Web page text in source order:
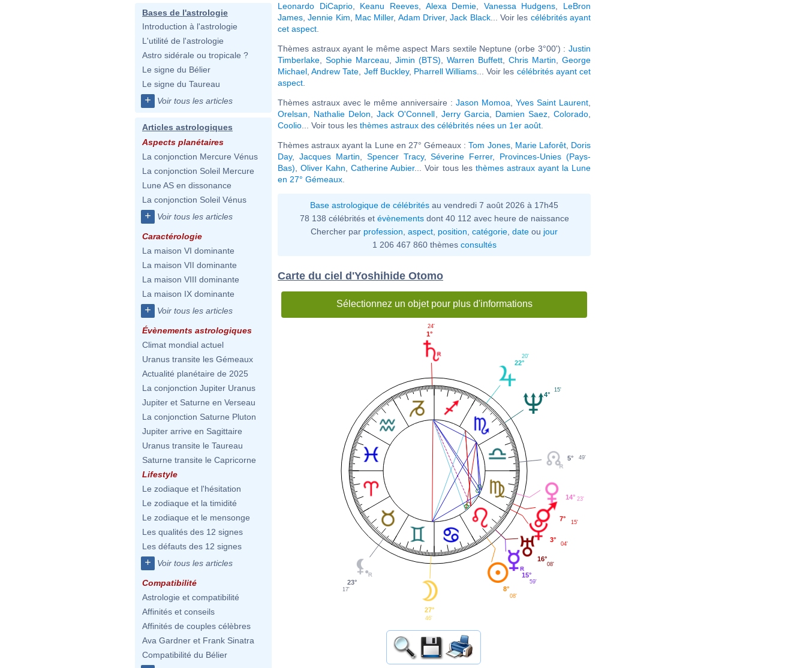
Bases de l'astrologie
Introduction à l'astrologie
L'utilité de l'astrologie
Astro sidérale ou tropicale ?
Le signe du Bélier
Le signe du Taureau
+ Voir tous les articles
Articles astrologiques
Aspects planétaires
La conjonction Mercure Vénus
La conjonction Soleil Mercure
Lune AS en dissonance
La conjonction Soleil Vénus
+ Voir tous les articles
Caractérologie
La maison VI dominante
La maison VII dominante
La maison VIII dominante
La maison IX dominante
+ Voir tous les articles
Évènements astrologiques
Climat mondial actuel
Uranus transite les Gémeaux
Actualité planétaire de 2025
La conjonction Jupiter Uranus
Jupiter et Saturne en Verseau
La conjonction Saturne Pluton
Jupiter arrive en Sagittaire
Uranus transite le Taureau
Saturne transite le Capricorne
Lifestyle
Le zodiaque et l'hésitation
Le zodiaque et la timidité
Le zodiaque et le mensonge
Les qualités des 12 signes
Les défauts des 12 signes
+ Voir tous les articles
Compatibilité
Astrologie et compatibilité
Affinités et conseils
Affinités de couples célèbres
Ava Gardner et Frank Sinatra
Compatibilité du Bélier
Leonardo DiCaprio, Keanu Reeves, Alexa Demie Vanessa Hudgens
LeBron
James ,Jennie Kim Mac Miller, Adam Driver,Jack Black... Voir les célébrités ayant
cet aspect
Thèmes astraux ayant le même aspect Mars sextile Neptune (orbe 3°00') : Justin
Timberlake
Sophie Marceau Jimin (BTS) Warren Buffett Chris Martin
George
Michael ,Andrew Tate Jeff Buckley, Pharrell Williams ... Voir les célébrités ayant cet
aspect
Thèmes astraux avec le même anniversaire : Jason Momoa Yves Saint Laurent
Orelsan
Nathalie Delon ,Jack O'Connell Jerry Garcia Damien Saez ,Colorado
Coolio ... Voir tous les thèmes astraux des célébrités nées un 1er août
Thèmes astraux ayant la Lune en 27° Gémeaux :Tom Jones, Marie Laforêt, Doris
Day, Jacques Martin Spencer Tracy,Séverine Ferrer, Provinces-Unies (Pays-
Bas) ,Oliver Kahn ,Catherine Aubier... Voir tous les thèmes astraux ayant la Lune
en 27° Gémeaux
Base astrologique de célébrités au vendredi 7 août 2026 à 17h45
78 138 célébrités et évènementsdont 40 112 avec heure de naissance
Chercher par profession aspect position catégorie date ou jour
1 206 467 860 thèmes consultés
Carte du ciel d'Yoshihide Otomo
Sélectionnez un objet pour plus d'informations
5° 49'
4°
15'
22°
20'
1°
24'
23°
17'
27°
46'
8°
08'
15°
59'
16°
08'
3°
04'
7° 15'
14° 23'